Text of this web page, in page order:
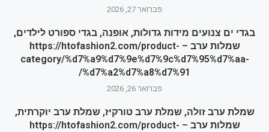
פברואר 27, 2026
בגדי ים צנועים מידות גדולות, אופנה, בגדי ספורט לילדים,
שמלות ערב – https://htofashion2.com/product-
category/%d7%a9%d7%9e%d7%9c%d7%95%d7%aa-
%d7%a2%d7%a8%d7%91/
פברואר 26, 2026
שמלת ערב זולה, שמלת ערב טורקיז, שמלת ערב יוקרתית,
שמלות ערב – https://htofashion2.com/product-